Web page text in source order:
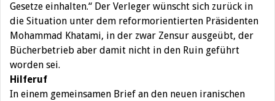
Gesetze einhalten.“ Der Verleger wünscht sich zurück in
die Situation unter dem reformorientierten Präsidenten
Mohammad Khatami, in der zwar Zensur ausgeübt, der
Bücherbetrieb aber damit nicht in den Ruin geführt
worden sei.
Hilferuf
In einem gemeinsamen Brief an den neuen iranischen